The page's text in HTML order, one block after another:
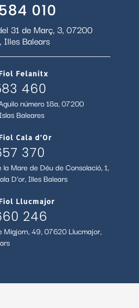
010
31 de Març, 3, 07200
Illes Balears
Felanitx
460
número 18a, 07200
Baleares
Cala d’Or
370
Mare de Déu de Consolació, 1,
D'or, Illes Balears
Llucmajor
246
Migjorn, 49, 07620 Llucmajor,